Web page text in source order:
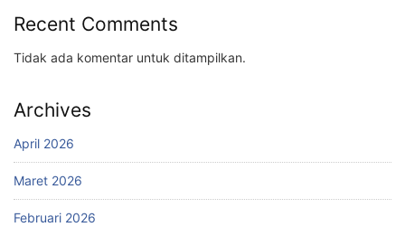
Recent Comments
Tidak ada komentar untuk ditampilkan.
Archives
April 2026
Maret 2026
Februari 2026